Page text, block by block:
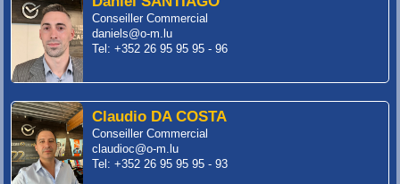
Conseiller Commercial
daniels@o-m.lu
Tel: +352 26 95 95 95 - 96
Claudio DA COSTA
Conseiller Commercial
claudioc@o-m.lu
Tel: +352 26 95 95 95 - 93